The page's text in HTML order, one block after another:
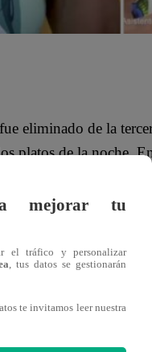
fue eliminado de la
platos de la noche.
set, el crítico
el espíritu de los
prevalece.
mejorar tu
el tráfico y personalizar
, tus datos se gestionarán
te invitamos leer nuestra